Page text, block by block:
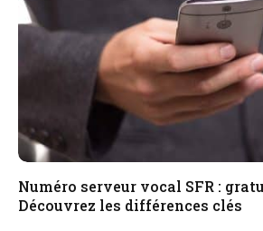
Numéro serveur vocal SFR :
Découvrez les différences clés